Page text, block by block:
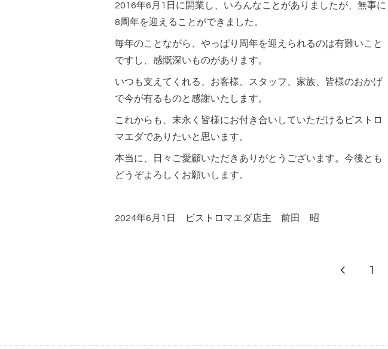
2016年6月1日に開業し、いろんなことがありましたが、無事に
8周年を迎えることができました。
毎年のことながら、やっぱり周年を迎えられるのは有難いこと
ですし、感慨深いものがあります。
いつも支えてくれる、お客様、スタッフ、家族、皆様のおかげ
で今が有るものと感謝いたします。
これからも、末永く皆様にお付き合いしていただけるビストロ
マエダでありたいと思います。
本当に、日々ご愛顧いただきありがとうございます。今後とも
どうぞよろしくお願いします。
2024年6月1日 ビストロマエダ店主 前田 昭
1